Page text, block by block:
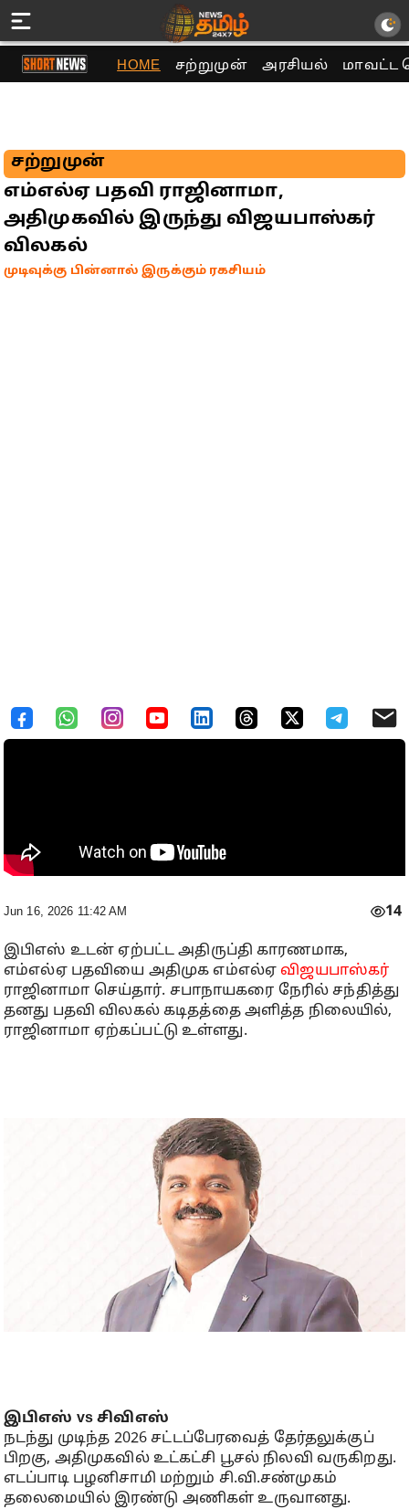
HOME சற்றுமுன் அரசியல் மாவட்ட
சற்றுமுன்
எம்எல்ஏ பதவி ராஜினாமா,
அதிமுகவில் இருந்து விஜயபாஸ்கர்
விலகல்
முடிவுக்கு பின்னால் இருக்கும் ரகசியம்
Jun 16, 2026 11:42 AM 14
இபிஎஸ் உடன் ஏற்பட்ட அதிருப்தி காரணமாக,
எம்எல்ஏ பதவியை அதிமுக எம்எல்ஏ விஜயபாஸ்கர்
ராஜினாமா செய்தார். சபாநாயகரை நேரில் சந்தித்து
தனது பதவி விலகல் கடிதத்தை அளித்த நிலையில்,
ராஜினாமா ஏற்கப்பட்டு உள்ளது.
இபிஎஸ் vs சிவிஎஸ்
நடந்து முடிந்த 2026 சட்டப்பேரவைத் தேர்தலுக்குப்
பிறகு, அதிமுகவில் உட்கட்சி பூசல் நிலவி வருகிறது.
எடப்பாடி பழனிசாமி மற்றும் சி.வி.சண்முகம்
தலைமையில் இரண்டு அணிகள் உருவானது.